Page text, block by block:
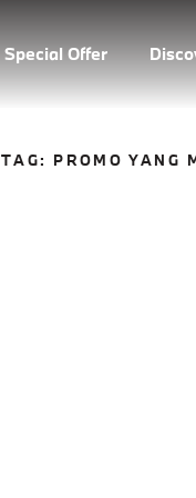
Special Offer
TAG: PROMO YANG